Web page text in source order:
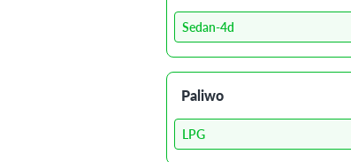
Sedan-4d
Paliwo
LPG